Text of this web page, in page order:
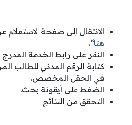
الانتقال إلى صفحة الاستعلام
هنا“.
النقر على رابط الخدمة
كتابة الرقم المدني للطالب
في الحقل المخصص.
الضغط على أيقونة بحث.
التحقق من النتائج